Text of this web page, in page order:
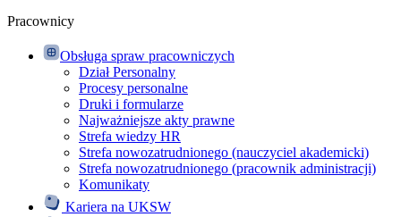
Pracownicy
Obsługa spraw pracowniczych
Dział Personalny
Procesy personalne
Druki i formularze
Najważniejsze akty prawne
Strefa wiedzy HR
Strefa nowozatrudnionego (nauczyciel akademicki)
Strefa nowozatrudnionego (pracownik administracji)
Komunikaty
Kariera na UKSW